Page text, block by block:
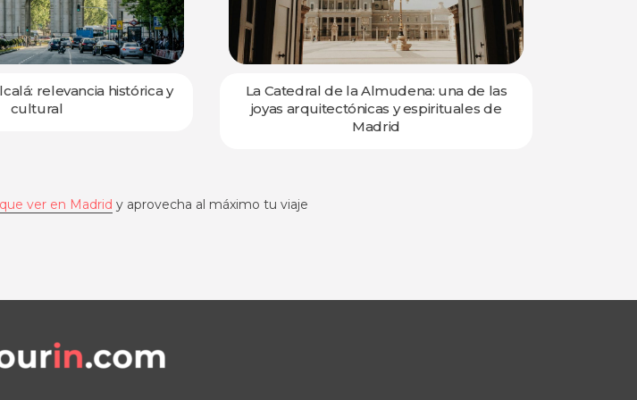
relevancia histórica y
cultural
La Catedral de la Almudena: una de las
joyas arquitectónicas y espirituales de
Madrid
que ver en Madrid y aprovecha al máximo tu viaje